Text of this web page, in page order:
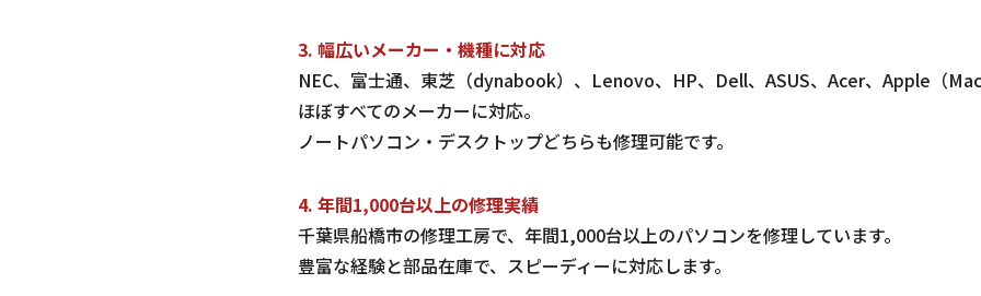
3. 幅広いメーカー・機種に対応
NEC、富士通、東芝（dynabook）、Lenovo、HP、Dell、ASUS、Acer、Apple（
ほぼすべてのメーカーに対応。
ノートパソコン・デスクトップどちらも修理可能です。
4. 年間1,000台以上の修理実績
千葉県船橋市の修理工房で、年間1,000台以上のパソコンを修理しています。
豊富な経験と部品在庫で、スピーディーに対応します。